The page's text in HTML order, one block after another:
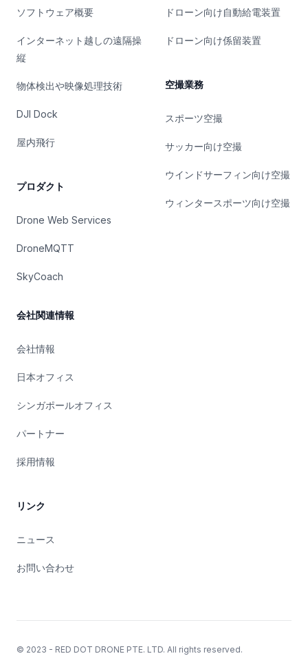
ソフトウェア概要
インターネット越しの遠隔操
縦
物体検出や映像処理技術
DJI Dock
屋内飛行
プロダクト
Drone Web Services
DroneMQTT
SkyCoach
ドローン向け自動給電装置
ドローン向け係留装置
空撮業務
スポーツ空撮
サッカー向け空撮
ウインドサーフィン向け空撮
ウィンタースポーツ向け空撮
会社関連情報
会社情報
日本オフィス
シンガポールオフィス
パートナー
採用情報
リンク
ニュース
お問い合わせ
© 2023 - RED DOT DRONE PTE. LTD. All rights reserved.